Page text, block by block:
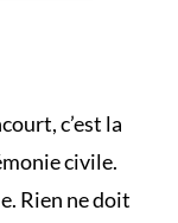
c’est la
civile.
Rien ne doit